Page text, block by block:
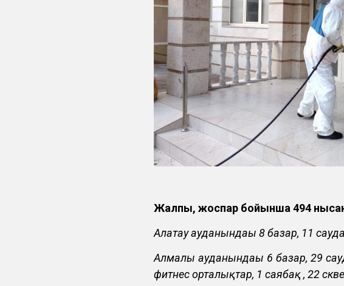
Жалпы, жоспар бойынша 494
Алатау ауданындағы 8 базар, 11
Алмалы ауданындағы 6 базар, 29
фитнес орталықтар, 1 саябақ , 22